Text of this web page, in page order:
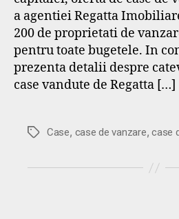
a agentiei Regatta
200 de proprietati de
pentru toate bugetele. In
prezenta detalii despre
case vandute de Regatta […]
Etichete
Case, case de vanzare,case